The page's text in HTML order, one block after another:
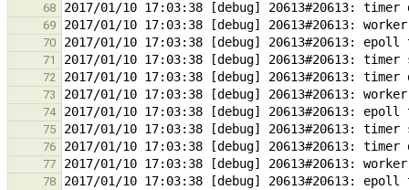
68
69
70
71
72
73
74
75
76
77
78